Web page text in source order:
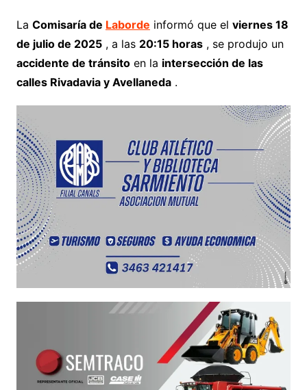
La Comisaría de Laborde informó que el viernes 18
de julio de 2025, a las 20:15 horas, se produjo un
accidente de tránsitoen la intersección de las
calles Rivadavia y Avellaneda.